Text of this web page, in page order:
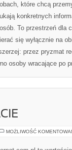
które chcą
konkretnych
To przestrzeń dla
się wyłącznie na
przez pryzmat
osoby wracające po
MOŻLIWOŚĆ